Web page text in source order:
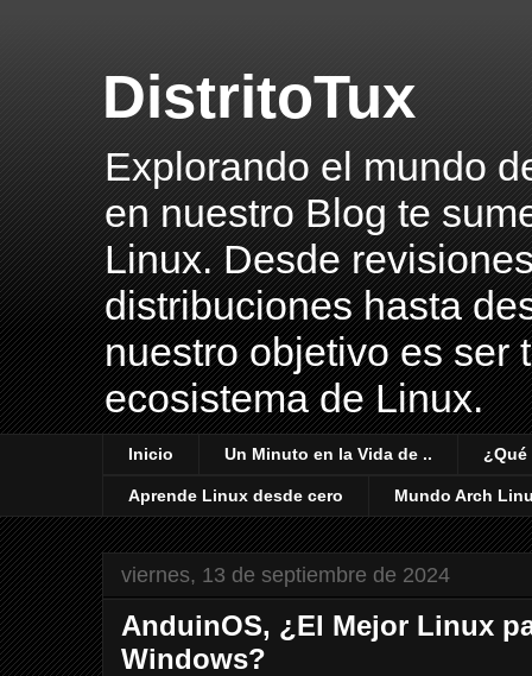
DistritoTux
Explorando el mundo
en nuestro Blog te
Linux. Desde
distribuciones hasta
nuestro objetivo es ser
ecosistema de Linux.
Inicio Un Minuto en la Vida de .. ¿Qué
Aprende Linux desde cero Mundo Arch
viernes, 13 de septiembre de 2024
AnduinOS, ¿El Mejor Linux
Windows?